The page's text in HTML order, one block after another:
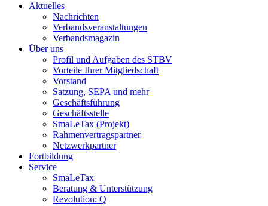
Aktuelles
Nachrichten
Verbandsveranstaltungen
Verbandsmagazin
Über uns
Profil und Aufgaben des STBV
Vorteile Ihrer Mitgliedschaft
Vorstand
Satzung, SEPA und mehr
Geschäftsführung
Geschäftsstelle
SmaLeTax (Projekt)
Rahmenvertragspartner
Netzwerkpartner
Fortbildung
Service
SmaLeTax
Beratung & Unterstützung
Revolution: Q